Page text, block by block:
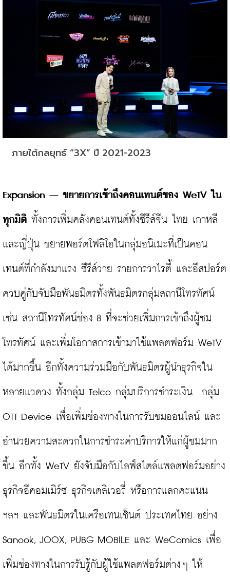
ภายใต้กลยุทธ์ “3X” ปี 2021-2023
Expansion – ขยายการเข้าถึงคอนเทนต์ของ WeTV ใน
ทุกมิติ ทั้งการเพิ่มคลังคอนเทนต์ทั้งซีรีส์จีน ไทย เกาหลี
และญี่ปุ่น ขยายพอร์ตโฟลิโอในกลุ่มอนิเมะที่เป็นคอน
เทนต์ที่กำลังมาแรง ซีรีส์วาย รายการวาไรตี้ และอีสปอร์ต
ควบคู่กับจับมือพันธมิตรทั้งพันธมิตรกลุ่มสถานีโทรทัศน์
เช่น สถานีโทรทัศน์ช่อง 8 ที่จะช่วยเพิ่มการเข้าถึงผู้ชม
โทรทัศน์ และเพิ่มโอกาสการเข้ามาใช้แพลตฟอร์ม WeTV
ได้มากขึ้น อีกทั้งความร่วมมือกับพันธมิตรผู้นำธุรกิจใน
หลายแวดวง ทั้งกลุ่ม Telco กลุ่มบริการชำระเงิน  กลุ่ม
OTT Device เพื่อเพิ่มช่องทางในการรับชมออนไลน์ และ
อำนวยความสะดวกในการชำระค่าบริการให้แก่ผู้ชมมาก
ขึ้น อีกทั้ง WeTV ยังจับมือกับไลฟ์สไตล์แพลตฟอร์มอย่าง
ธุรกิจอีคอมเมิร์ซ ธุรกิจเดลิเวอรี่ หรือการแลกคะแนน
ฯลฯ และพันธมิตรในเครือเทนเซ็นต์ ประเทศไทย อย่าง
Sanook, JOOX, PUBG MOBILE และ WeComics เพื่อ
เพิ่มช่องทางในการรับรู้กับผู้ใช้แพลตฟอร์มต่างๆ ให้